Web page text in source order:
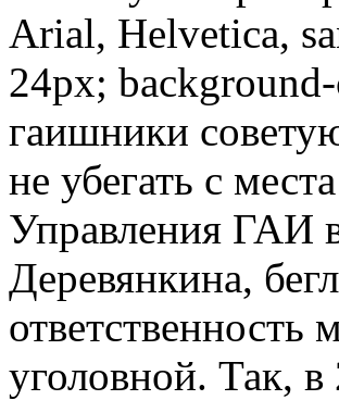
Arial, Helvetica,
24px;
гаишники
не убегать с
Управления ГАИ
Деревянкина,
уголовной. Так,